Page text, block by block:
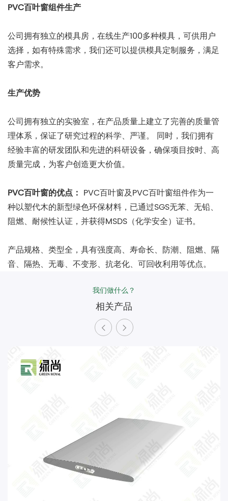
PVC百叶窗组件生产
公司拥有独立的模具房，在线生产100多种模具，可供用户
选择，如有特殊需求，我们还可以提供模具定制服务，满足
客户需求。
生产优势
公司拥有独立的实验室，在产品质量上建立了完善的质量管
理体系，保证了研究过程的科学、严谨。 同时，我们拥有
经验丰富的研发团队和先进的科研设备，确保项目按时、高
质量完成，为客户创造更大价值。
PVC百叶窗的优点： PVC百叶窗及PVC百叶窗组件作为一
种以塑代木的新型绿色环保材料，已通过SGS无苯、无铅、
阻燃、耐候性认证，并获得MSDS（化学安全）证书。
产品规格、类型全，具有强度高、寿命长、防潮、阻燃、隔
音、隔热、无毒、不变形、抗老化、可回收利用等优点。
我们做什么？
相关产品